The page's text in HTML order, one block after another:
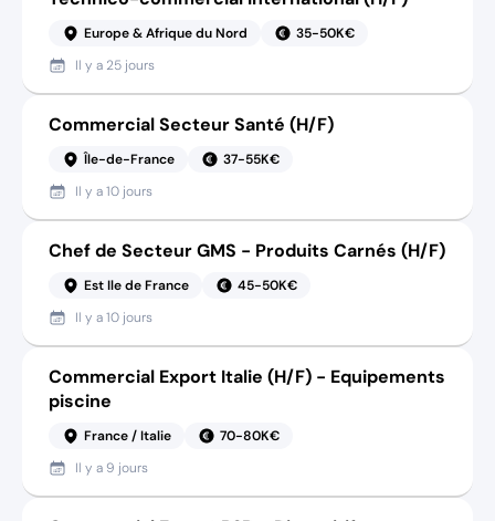
Europe & Afrique du Nord
35-50K€
Il y a 25 jours
Commercial Secteur Santé (H/F)
Île-de-France
37-55K€
Il y a10 jours
Chef de Secteur GMS - Produits Carnés (H/F)
Est Ile de France
45-50K€
Il y a10 jours
Commercial Export Italie (H/F) - Equipements
piscine
France / Italie
70-80K€
Il y a 9 jours